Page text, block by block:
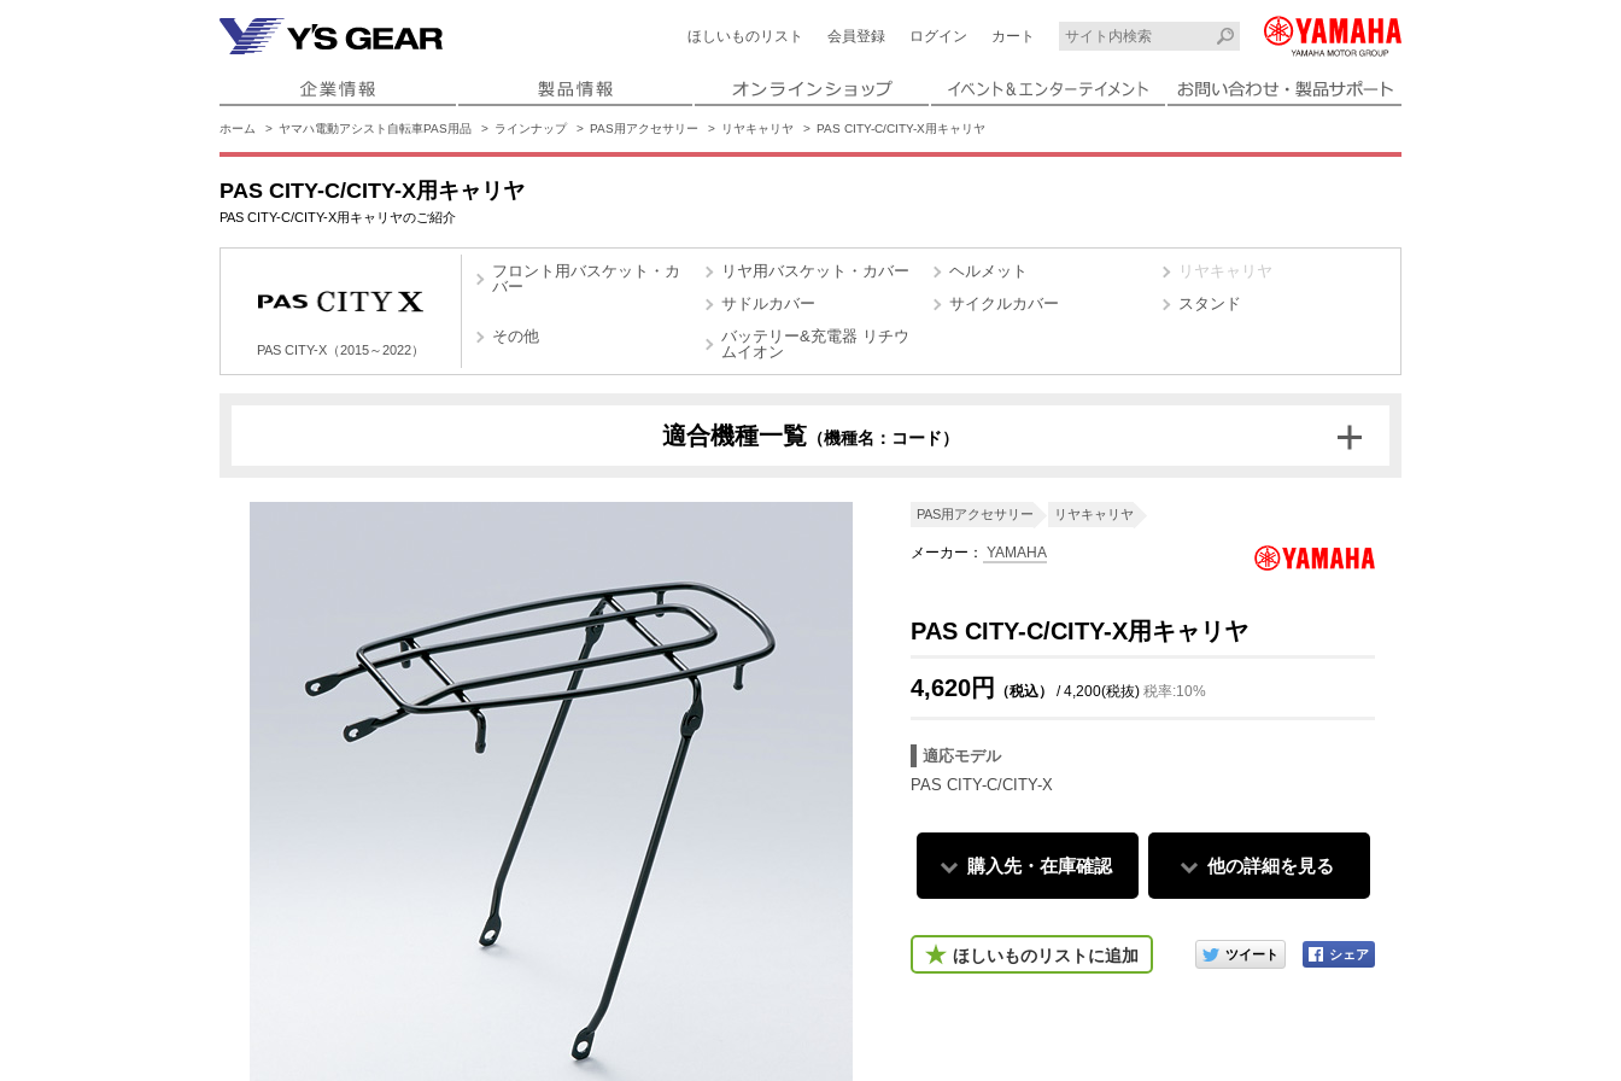
ほしいもの リスト 会員登録 ログイン カート
ホーム ヤマハ電動アシスト自転車PAS用品 ラインナップ PAS用アクセサリー リヤキャリヤ PAS CITY-C/CITY-X用キャリヤ
PAS CITY-C/CITY-X用キャリヤ
PAS CITY-C/CITY-X用キャリヤのご紹介
PAS CITY-X（2015～2022）
フロント用バスケット・カ
バー
リヤ用バスケット・カバー ヘルメット
リヤキャリヤ
サドルカバー
サイクルカバー
スタンド
その他
バッテリー&充電器 リチウ
ムイオン
適合機種一覧 （機種名：コード）
PAS用アクセサリー リヤキャリヤ
メーカー： YAMAHA
PAS CITY-C/CITY-X用キャリヤ
4,620円 （税込） / 4,200(税抜) 税率:10%
適応モデル
PAS CITY-C/CITY-X
購入先・在庫確認 他の詳細を見る
ほしいものリストに追加
このアイテムをシェアする